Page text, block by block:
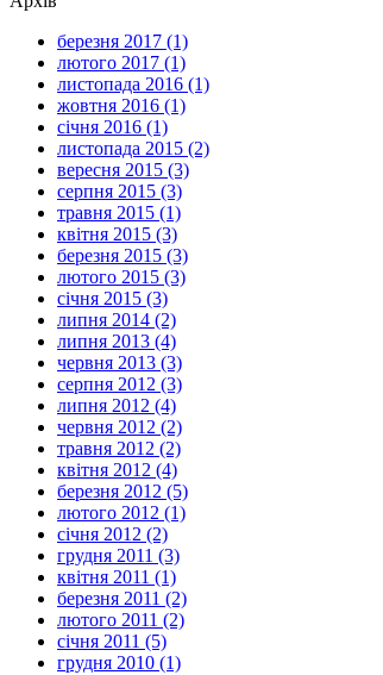
березня 2017 (1)
лютого 2017 (1)
листопада 2016 (1)
жовтня 2016 (1)
січня 2016 (1)
листопада 2015 (2)
вересня 2015 (3)
серпня 2015 (3)
травня 2015 (1)
квітня 2015 (3)
березня 2015 (3)
лютого 2015 (3)
січня 2015 (3)
липня 2014 (2)
липня 2013 (4)
червня 2013 (3)
серпня 2012 (3)
липня 2012 (4)
червня 2012 (2)
травня 2012 (2)
квітня 2012 (4)
березня 2012 (5)
лютого 2012 (1)
січня 2012 (2)
грудня 2011 (3)
квітня 2011 (1)
березня 2011 (2)
лютого 2011 (2)
січня 2011 (5)
грудня 2010 (1)